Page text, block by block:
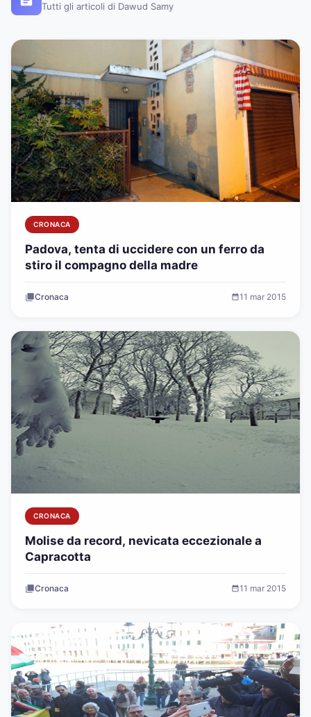
Tutti gli articoli di Dawud Samy
CRONACA
Padova, tenta di uccidere con un ferro da
stiro il compagno della madre
Cronaca 11 mar 2015
CRONACA
Molise da record, nevicata eccezionale a
Capracotta
Cronaca 11 mar 2015